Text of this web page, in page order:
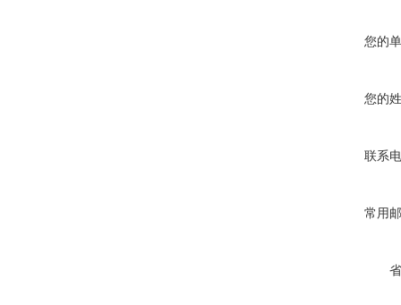
您的
您的
联系
常用